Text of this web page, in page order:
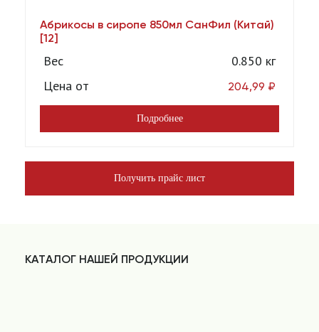
Абрикосы в сиропе 850мл СанФил (Китай)
[12]
Вес
0.850 кг
Цена от
204,99 ₽
Подробнее
Получить прайс лист
КАТАЛОГ НАШЕЙ ПРОДУКЦИИ